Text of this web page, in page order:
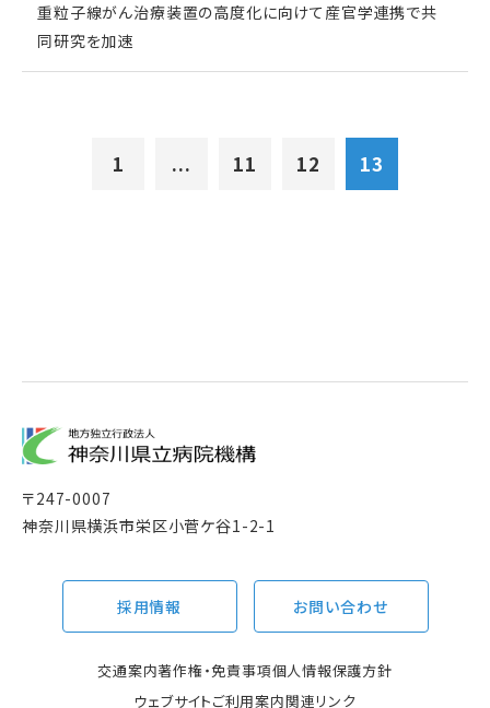
重粒子線がん治療装置の高度化に向けて産官学連携で共
同研究を加速
1 ... 11 12 13
〒247-0007
神奈川県横浜市栄区小菅ケ谷1-2-1
採用情報 お問い合わせ
交通案内著作権・免責事項個人情報保護方針
ウェブサイトご利用案内関連リンク